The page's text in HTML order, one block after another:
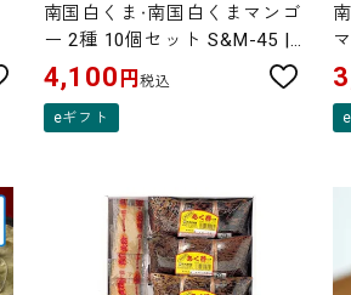
南国白くま・南国白くまマンゴ
ー 2種 10個セット S&M-45 |
セイカ食品
4,100 円税込
eギフト
|